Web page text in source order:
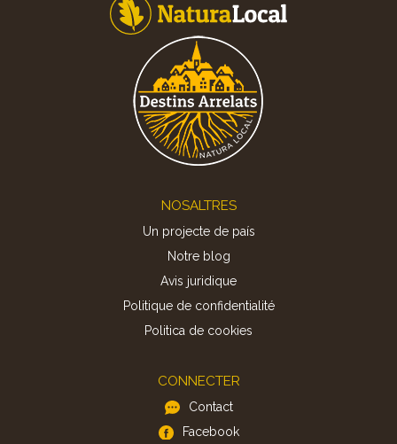
NOSALTRES
Un projecte de país
Notre blog
Avis juridique
Politique de confidentialité
Politica de cookies
CONNECTER
Contact
Facebook